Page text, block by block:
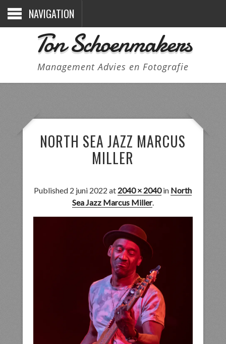
NAVIGATION
Ton Schoenmakers
Management Advies en Fotografie
NORTH SEA JAZZ MARCUS
MILLER
Published 2 juni 2022 at 2040 × 2040in North
Sea Jazz Marcus Miller.